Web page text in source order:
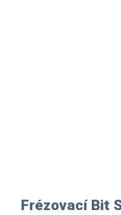
Frézovací Bit